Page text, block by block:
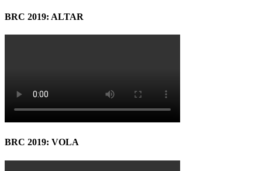
BRC 2019: ALTAR
BRC 2019: VOLA